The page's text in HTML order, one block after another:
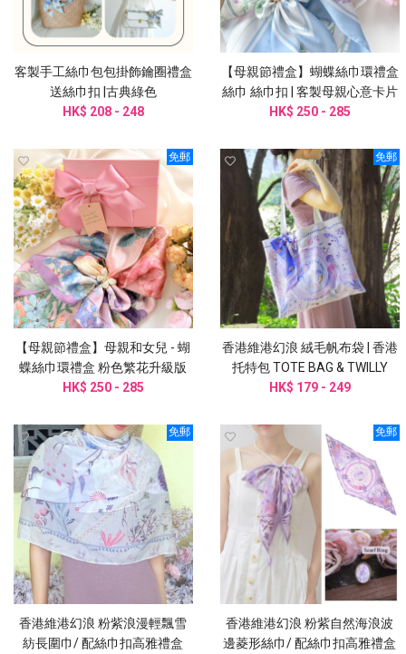
客製手工絲巾包包掛飾鑰圈禮盒
送絲巾扣 |古典綠色
HK$ 208 - 248
【母親節禮盒】蝴蝶絲巾環禮盒
絲巾 絲巾扣 | 客製母親心意卡片
HK$ 250 - 285
免郵
【母親節禮盒】母親和女兒 - 蝴
蝶絲巾環禮盒 粉色繁花升級版
HK$ 250 - 285
免郵
香港維港幻浪 絨毛帆布袋 | 香港
托特包 TOTE BAG & TWILLY
HK$ 179 - 249
免郵
香港維港幻浪 粉紫浪漫輕飄雪
紡長圍巾/ 配絲巾扣高雅禮盒
免郵
香港維港幻浪 粉紫自然海浪波
邊菱形絲巾/ 配絲巾扣高雅禮盒